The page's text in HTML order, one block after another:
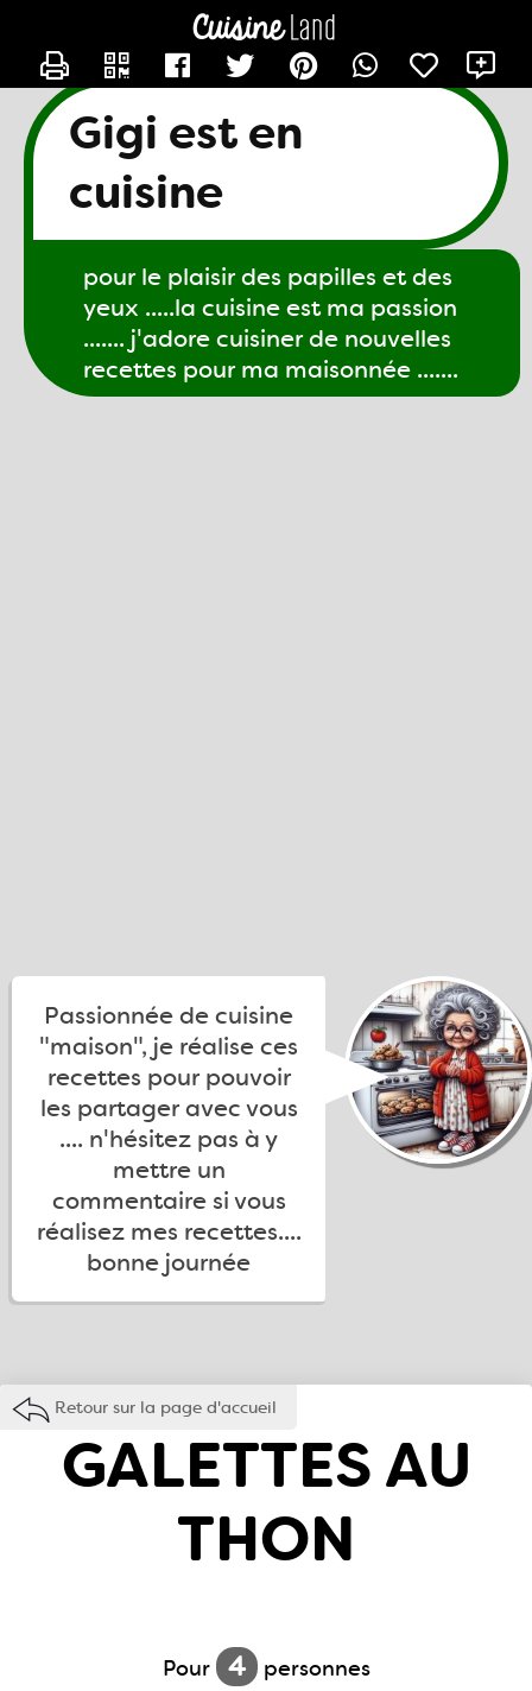
Gigi est en
cuisine
pour le plaisir des papilles et des
yeux .....la cuisine est ma passion
....... j'adore cuisiner de nouvelles
recettes pour ma maisonnée .......
Passionnée de cuisine
"maison", je réalise ces
recettes pour pouvoir
les partager avec vous
.... n'hésitez pas à y
mettre un
commentaire si vous
réalisez mes recettes....
bonne journée
Retour sur la page d'accueil
GALETTES AU
THON
Pour 4 personnes
CONTACTER GIGI61